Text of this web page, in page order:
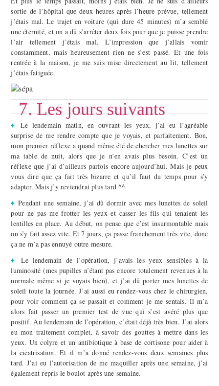
sortie de l’hôpital que deux heures après l’heure prévue, tellement
j’étais mal. Le trajet en voiture (qui dure 45 minutes) m’a semblé
une éternité, et on a dû s’arrêter deux fois pour que je puisse prendre
l’air tellement j’étais mal. L’impression que j’allais vomir
constamment, mais heureusement rien ne s’est passé. Et une fois
rentrée à la maison, je me suis mise directement au lit, tellement
j’étais fatiguée.
7. Les jours suivants
♦
Le lendemain matin, en ouvrant les yeux, j’ai eu l’agréable
surprise de me rendre compte que je voyais, et parfaitement. Bon,
mon premier réflexe a quand même été de chercher mes lunettes sur
ma table de nuit, alors que je n’en avais plus besoin. C’est un
réflexe que j’ai d’ailleurs parfois encore aujourd’hui. Mais je peux
vous dire que ça fait très bizarre et qu’il faut du temps pour s’y
adapter. Mais j’y reviendrai plus tard ^^
♦ Pendant une semaine, j’ai dû dormir avec mes lunettes de soleil
pour ne pas me frotter les yeux et casser les fils qui tenaient les
lentilles en place. Au début, on pense que c’est insurmontable mais
on s’y fait assez vite. Et 7 jours, ça passe franchement très vite, donc
ça ne m’a pas ennuyé outre mesure.
♦
Le lendemain de l’opération, j’avais les yeux sensibles à la
luminosité (mes pupilles n’étant pas encore totalement revenues à la
normale même si je voyais bien), et j’ai dû porter mes lunettes de
soleil toute la journée. J’ai aussi eu rendez-vous chez le chirurgien,
pour voir comment ça se passait et comment je me sentais. Il m’a
alors fait passer un premier test de vue qui s’est avéré plus que
positif. Au lendemain de l’opération, c’était déjà très bien. J’ai alors
eu mon traitement complet, à savoir des gouttes à mettre dans les
yeux. Un colyre et un antibiotique à base de cortisone pour aider à
la cicatrisation. Et il m’a donné rendez-vous deux semaines plus
tard. J’ai eu l’autorisation de me maquiller après une semaine, j’ai
également repris le boulot après une semaine.